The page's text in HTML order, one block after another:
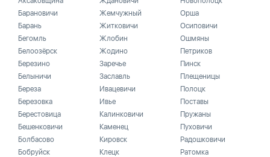
Барановичи
Барань
Бегомль
Белоозёрск
Березино
Белыничи
Береза
Березовка
Берестовица
Бешенковичи
Болбасово
Бобруйск
Жемчужный
Житковичи
Жлобин
Жодино
Заречье
Заславль
Ивацевичи
Ивье
Калинковичи
Каменец
Кировск
Клецк
Орша
Осиповичи
Ошмяны
Петриков
Пинск
Плещеницы
Полоцк
Поставы
Пружаны
Пуховичи
Радошковичи
Ратомка